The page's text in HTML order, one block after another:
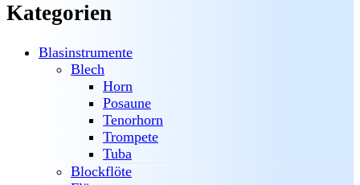
Kategorien
Blasinstrumente
Blech
Horn
Posaune
Tenorhorn
Trompete
Tuba
Blockflöte